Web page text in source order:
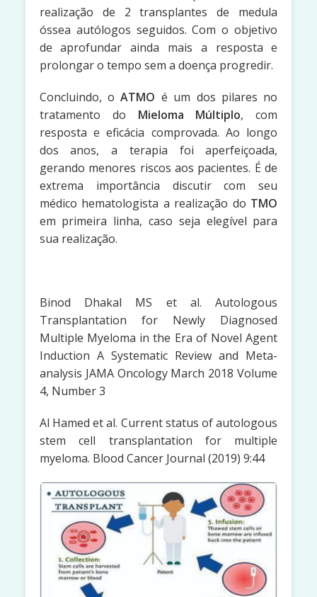
realização de 2 transplantes de medula
óssea autólogos seguidos. Com o objetivo
de aprofundar ainda mais a resposta e
prolongar o tempo sem a doença progredir.
Concluindo, oATMO é um dos pilares no
tratamento do Mieloma Múltiplo, com
resposta e eficácia comprovada. Ao longo
dos anos, a terapia foi aperfeiçoada,
gerando menores riscos aos pacientes. É de
extrema importância discutir com seu
médico hematologista a realização do TMO
em primeira linha, caso seja elegível para
sua realização.
Binod Dhakal MS et al. Autologous
Transplantation for Newly Diagnosed
Multiple Myeloma in the Era of Novel Agent
Induction A Systematic Review and Meta-
analysis JAMA Oncology March 2018 Volume
4, Number 3
Al Hamed et al. Current status of autologous
stem cell transplantation for multiple
myeloma. Blood Cancer Journal (2019) 9:44